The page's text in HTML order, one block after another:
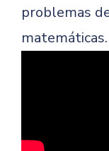
problemas
matemáticas.